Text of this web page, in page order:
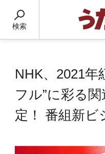
検索
NHK、2021年
フル”に彩る
定！ 番組新ビ